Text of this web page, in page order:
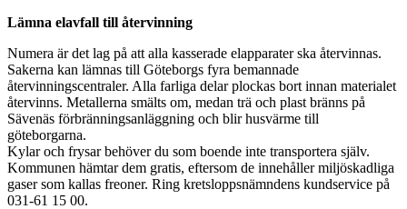
Lämna elavfall till återvinning
Numera är det lag på att alla kasserade elapparater ska återvinnas.
Sakerna kan lämnas till Göteborgs fyra bemannade
återvinningscentraler. Alla farliga delar plockas bort innan materialet
återvinns. Metallerna smälts om, medan trä och plast bränns på
Sävenäs förbränningsanläggning och blir husvärme till
göteborgarna.
Kylar och frysar behöver du som boende inte transportera själv.
Kommunen hämtar dem gratis, eftersom de innehåller miljöskadliga
gaser som kallas freoner. Ring kretsloppsnämndens kundservice på
031-61 15 00.